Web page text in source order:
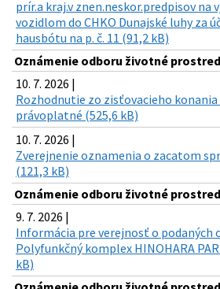
prír.a kraj.v znen.neskor.predpisov na
vozidlom do CHKO Dunajské luhy za
hausbótu na p. č. 11 (91,2 kB)
Oznámenie odboru životné
10. 7. 2026 |
Rozhodnutie zo zisťovacieho konania
právoplatné (525,6 kB)
10. 7. 2026 |
Zverejnenie oznamenia o zacatom
(121,3 kB)
Oznámenie odboru životné
9. 7. 2026 |
Informácia pre verejnosť o podaných
Polyfunkčný komplex HINOHARA
kB)